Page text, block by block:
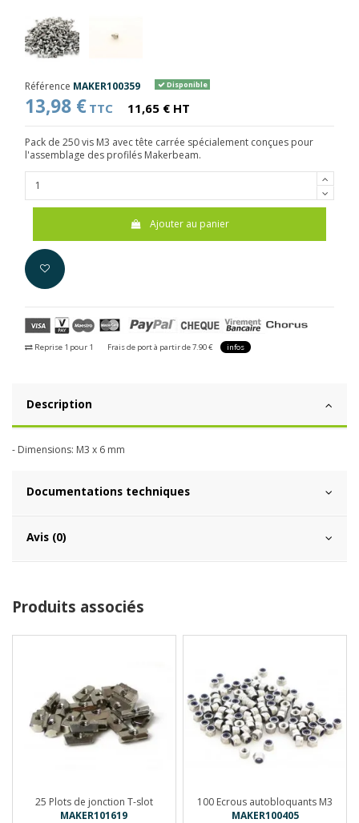
Référence MAKER100359 Disponible
13,98 € TTC 11,65 € HT
Pack de 250 vis M3 avec tête carrée spécialement conçues pour
l'assemblage des profilés Makerbeam.
Ajouter au panier
Reprise 1 pour 1 Frais de port à partir de 7.90 € infos
Description
- Dimensions: M3 x 6 mm
Documentations techniques
Avis (0)
Produits associés
25 Plots de jonction T-slot
MAKER101619
100 Ecrous autobloquants M3
MAKER100405